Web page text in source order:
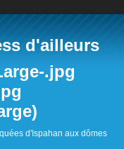
d'ailleurs
d'Ispahan aux dômes